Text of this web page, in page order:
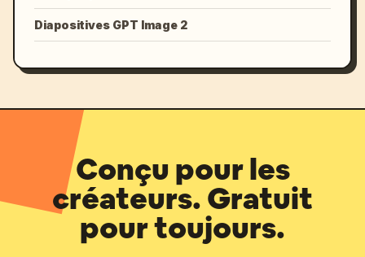
Diapositives GPT Image 2
Conçu pour les
créateurs. Gratuit
pour toujours.